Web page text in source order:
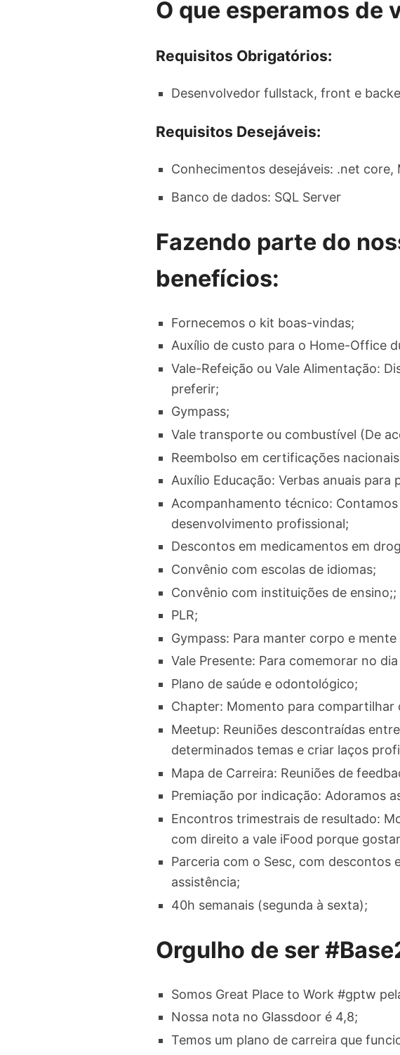
O que esperamos de
Requisitos Obrigatórios:
Desenvolvedor fullstack, front e
Requisitos Desejáveis:
Conhecimentos desejáveis: .net core,
Banco de dados: SQL Server
Fazendo parte do
benefícios:
Fornecemos o kit boas-vindas;
Auxílio de custo para o Home-Office
Vale-Refeição ou Vale Alimentação:
preferir;
Gympass;
Vale transporte ou combustível (De
Reembolso em certificações
Auxílio Educação: Verbas anuais
Acompanhamento técnico:
desenvolvimento profissional;
Descontos em medicamentos em
Convênio com escolas de idiomas;
Convênio com instituições de ensino;;
PLR;
Gympass: Para manter corpo e
Vale Presente: Para comemorar no
Plano de saúde e odontológico;
Chapter: Momento para compartilhar
Meetup: Reuniões descontraídas
determinados temas e criar laços
Mapa de Carreira: Reuniões de
Premiação por indicação: Adoramos
Encontros trimestrais de resultado:
com direito a vale iFood porque
Parceria com o Sesc, com descontos
assistência;
40h semanais (segunda à sexta);
Orgulho de ser
Somos Great Place to Work #gptw
Nossa nota no Glassdoor é 4,8;
Temos um plano de carreira que